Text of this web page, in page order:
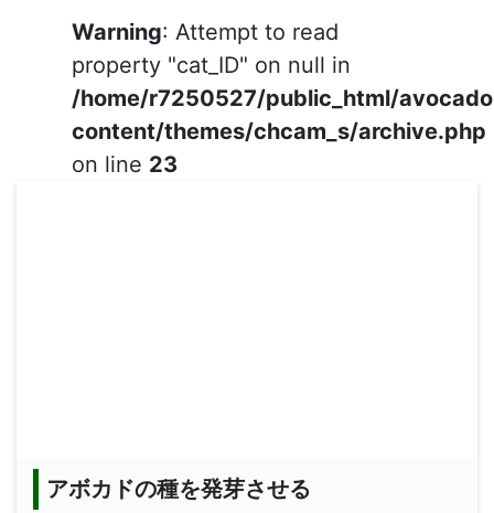
Warning: Attempt to read
property "cat_ID" on null in
/home/r7250527/public_html/
content/themes/chcam_s/archive.php
on line 23
アボカドの種を発芽させる